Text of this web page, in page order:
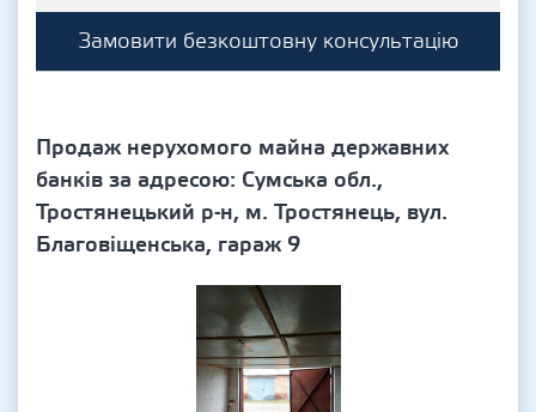
Замовити безкоштовну консультацію
Продаж нерухомого майна державних
банків за адресою: Сумська обл.,
Тростянецький р-н, м. Тростянець, вул.
Благовіщенська, гараж 9